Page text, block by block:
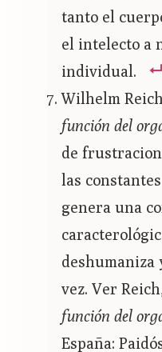
tanto el
el intelecto a
individual.
Wilhelm
función del
de
las
genera una
deshumaniza
vez. Ver
función del
España: